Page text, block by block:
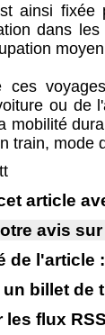
ainsi fixée
dans
ces
ou de
mobilité
train, mode
article
avis
de l'article
un billet de
les flux